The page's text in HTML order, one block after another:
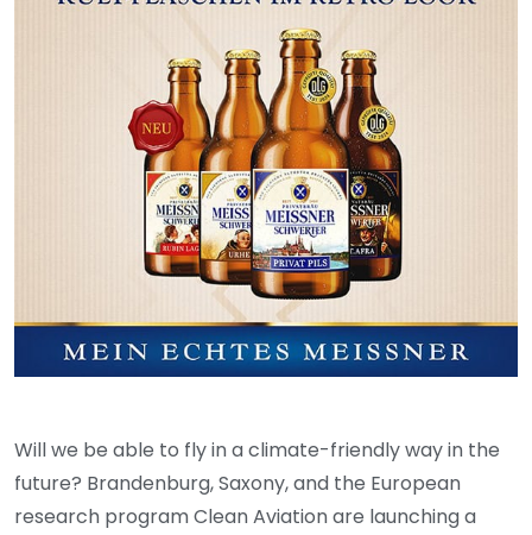
Will we be able to fly in a climate-friendly way in the
future? Brandenburg, Saxony, and the European
research program Clean Aviation are launching a